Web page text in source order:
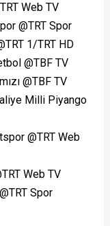
Web TV
@TRT Spor
1/TRT HD
@TBF TV
@TBF TV
Milli Piyango
@TRT Web
Web TV
Spor